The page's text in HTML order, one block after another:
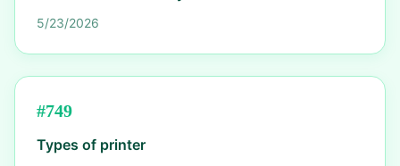
5/23/2026
#749
Types of printer